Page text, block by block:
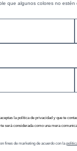
que algunos colores no estén
la política de privacidad y que te
será considerada como una mera
fines de marketing de acuerdo con la